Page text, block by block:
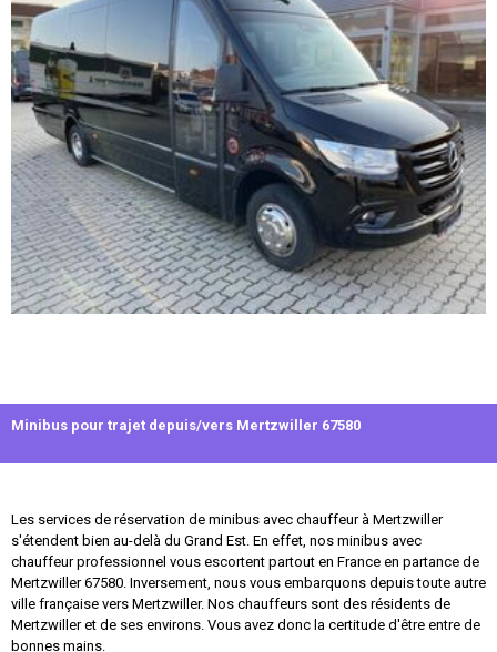
Minibus pour trajet depuis/vers Mertzwiller 67580
Les services de réservation de minibus avec chauffeur à Mertzwiller
s'étendent bien au-delà du Grand Est. En effet, nos minibus avec
chauffeur professionnel vous escortent partout en France en partance de
Mertzwiller 67580. Inversement, nous vous embarquons depuis toute autre
ville française vers Mertzwiller. Nos chauffeurs sont des résidents de
Mertzwiller et de ses environs. Vous avez donc la certitude d'être entre de
bonnes mains.